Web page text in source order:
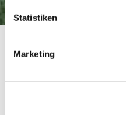
Statistiken
MarketingInline-
Laufen, Jogging|